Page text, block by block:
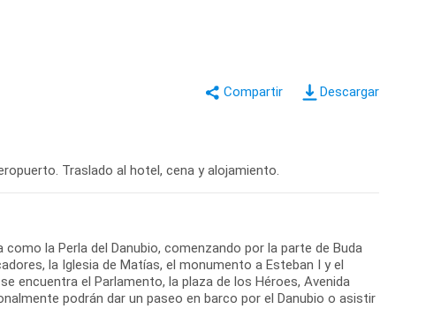
Descargar
Traslado al hotel, cena y alojamiento.
la Perla del Danubio, comenzando por la parte de Buda
la Iglesia de Matías, el monumento a Esteban I y el
encuentra el Parlamento, la plaza de los Héroes, Avenida
podrán dar un paseo en barco por el Danubio o asistir